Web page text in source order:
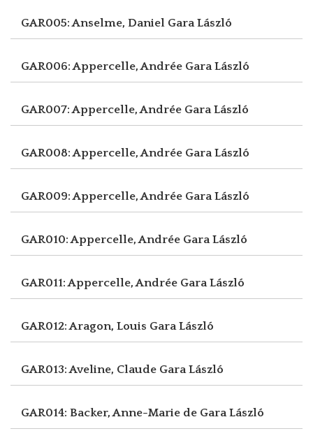
GAR005: Anselme, Daniel Gara László
GAR006: Appercelle, Andrée Gara László
GAR007: Appercelle, Andrée Gara László
GAR008: Appercelle, Andrée Gara László
GAR009: Appercelle, Andrée Gara László
GAR010: Appercelle, Andrée Gara László
GAR011: Appercelle, Andrée Gara László
GAR012: Aragon, Louis Gara László
GAR013: Aveline, Claude Gara László
GAR014: Backer, Anne-Marie de Gara László